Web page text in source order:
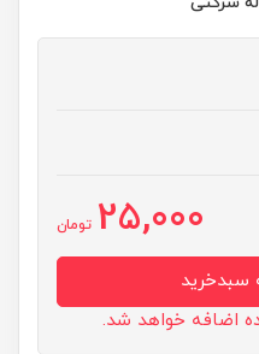
25,000 تومان